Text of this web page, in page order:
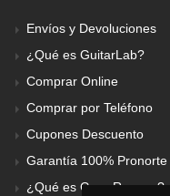
Envíos y Devoluciones
¿Qué es GuitarLab?
Comprar Online
Comprar por Teléfono
Cupones Descuento
Garantía 100% Pronorte
¿Qué es Gear Renove?